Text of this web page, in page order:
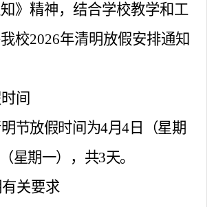
》精神，结合学校教学和工
校2026年清明放假安排通知
间
节放假时间为4月4 日（星期
星期一），共3天。
关要求